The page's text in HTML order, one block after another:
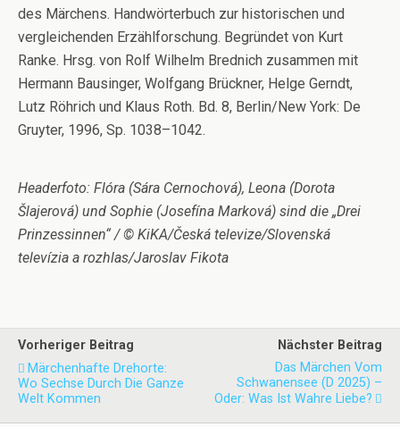
des Märchens. Handwörterbuch zur historischen und
vergleichenden Erzählforschung. Begründet von Kurt
Ranke. Hrsg. von Rolf Wilhelm Brednich zusammen mit
Hermann Bausinger, Wolfgang Brückner, Helge Gerndt,
Lutz Röhrich und Klaus Roth. Bd. 8, Berlin/New York: De
Gruyter, 1996, Sp. 1038–1042.
Headerfoto: Flóra (Sára Cernochová), Leona (Dorota
Šlajerová) und Sophie (Josefína Marková) sind die „Drei
Prinzessinnen“ / © KiKA/Česká televize/Slovenská
televízia a rozhlas/Jaroslav Fikota
Vorheriger Beitrag
Märchenhafte Drehorte:
Wo Sechse Durch Die Ganze
Welt Kommen
Nächster Beitrag
Das Märchen Vom
Schwanensee (D 2025) –
Oder: Was Ist Wahre Liebe?